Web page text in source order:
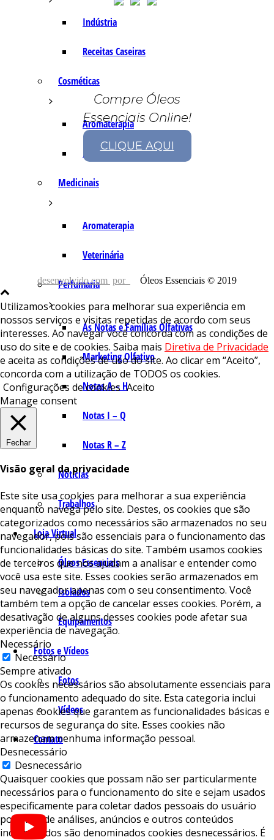
Indústria
Receitas Caseiras
Cosméticas
Aromaterapia
Fórmulas Caseiras
Medicinais
Aromaterapia
Veterinária
Perfumaria
As Notas e Famílias Olfativas
Marketing Olfativo
Notas A – H
Notas I – Q
Notas R – Z
Notícias
Trabalhos
Loja Virtual
Óleos Essenciais
Isolados
Equipamentos
Fotos e Vídeos
Fotos
Vídeos
Contato
Compre Óleos
Essenciais Online!
CLIQUE AQUI
desenvolvido com por Óleos Essenciais © 2019
Utilizamos cookies para melhorar sua experiência em
nossos serviços e visitas repetidas de acordo com seus
interesses. Ao navegar você concorda com as condições de
uso do site e de cookies. Saiba mais Diretiva de Privacidade
e aceita as condições de uso do site. Ao clicar em “Aceito”,
concorda com a utilização de TODOS os cookies.
Configurações de cookies Aceito
Manage consent
Fechar
Visão geral da privacidade
Este site usa cookies para melhorar a sua experiência
enquanto navega pelo site. Destes, os cookies que são
categorizados como necessários são armazenados no seu
navegador, pois são essenciais para o funcionamento das
funcionalidades básicas do site. Também usamos cookies
de terceiros que nos ajudam a analisar e entender como
você usa este site. Esses cookies serão armazenados em
seu navegador apenas com o seu consentimento. Você
também tem a opção de cancelar esses cookies. Porém, a
desativação de alguns desses cookies pode afetar sua
experiência de navegação.
Necessário
Necessário
Sempre ativado
Os cookies necessários são absolutamente essenciais para
o funcionamento adequado do site. Esta categoria inclui
apenas cookies que garantem as funcionalidades básicas e
recursos de segurança do site. Esses cookies não
armazenam nenhuma informação pessoal.
Desnecessário
Desnecessário
Quaisquer cookies que possam não ser particularmente
necessários para o funcionamento do site e sejam usados ​​
especificamente para coletar dados pessoais do usuário
por meio de análises, anúncios e outros conteúdos
incorporados são denominados cookies desnecessários. É